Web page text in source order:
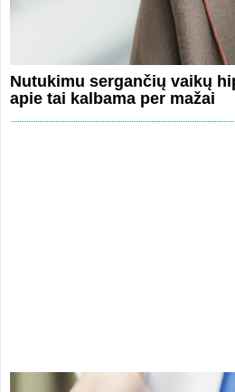
Nutukimu sergančių vaikų
apie tai kalbama per mažai